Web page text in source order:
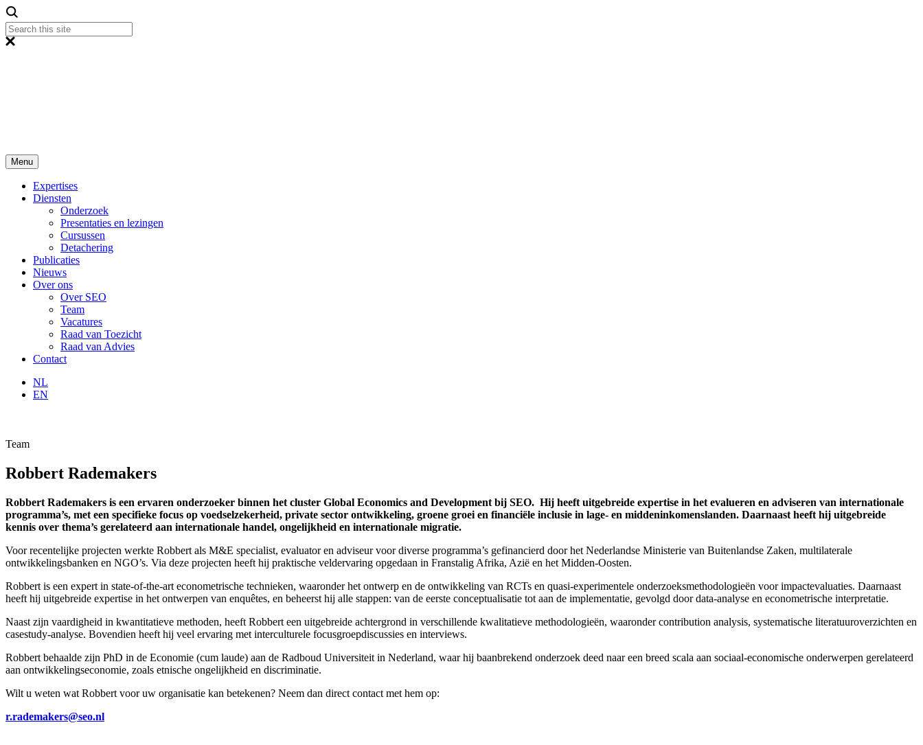
Menu
Expertises
Diensten
Onderzoek
Presentaties en lezingen
Cursussen
Detachering
Publicaties
Nieuws
Over ons
Over SEO
Team
Vacatures
Raad van Toezicht
Raad van Advies
Contact
NL
EN
Team
Robbert Rademakers
Robbert Rademakers is een ervaren onderzoeker binnen het cluster Global Economics and Development bij SEO. Hij heeft uitgebreide expertise in het evalueren en adviseren van internationale
programma’s, met een specifieke focus op voedselzekerheid, private sector ontwikkeling, groene groei en financiële inclusie in lage- en middeninkomenslanden. Daarnaast heeft hij uitgebreide
kennis over thema’s gerelateerd aan internationale handel, ongelijkheid en internationale migratie.
Voor recentelijke projecten werkte Robbert als M&E specialist, evaluator en adviseur voor diverse programma’s gefinancierd door het Nederlandse Ministerie van Buitenlandse Zaken, multilaterale
ontwikkelingsbanken en NGO’s. Via deze projecten heeft hij praktische veldervaring opgedaan in Franstalig Afrika, Azië en het Midden-Oosten.
Robbert is een expert in state-of-the-art econometrische technieken, waaronder het ontwerp en de ontwikkeling van RCTs en quasi-experimentele onderzoeksmethodologieën voor impactevaluaties. Daarnaast
heeft hij uitgebreide expertise in het ontwerpen van enquêtes, en beheerst hij alle stappen: van de eerste conceptualisatie tot aan de implementatie, gevolgd door data-analyse en econometrische interpretatie.
Naast zijn vaardigheid in kwantitatieve methoden, heeft Robbert een uitgebreide achtergrond in verschillende kwalitatieve methodologieën, waaronder contribution analysis, systematische literatuuroverzichten en
casestudy-analyse. Bovendien heeft hij veel ervaring met interculturele focusgroepdiscussies en interviews.
Robbert behaalde zijn PhD in de Economie (cum laude) aan de Radboud Universiteit in Nederland, waar hij baanbrekend onderzoek deed naar een breed scala aan sociaal-economische onderwerpen gerelateerd
aan ontwikkelingseconomie, zoals etnische ongelijkheid en discriminatie.
Wilt u weten wat Robbert voor uw organisatie kan betekenen? Neem dan direct contact met hem op:
r.rademakers@seo.nl